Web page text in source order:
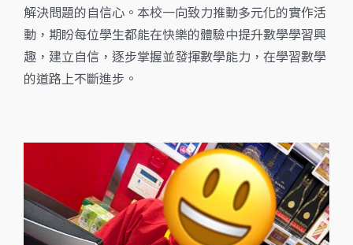
解決問題的自信心。本校一向致力推動多元化的實作活
動，期盼每位學生都能在快樂的體驗中提升數學學習興
趣，建立自信，逐步掌握並發揮數學能力，在學習數學
的道路上不斷進步。